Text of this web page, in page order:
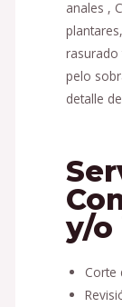
anales ,
rasurado
pelo
detalle
y/o
Corte